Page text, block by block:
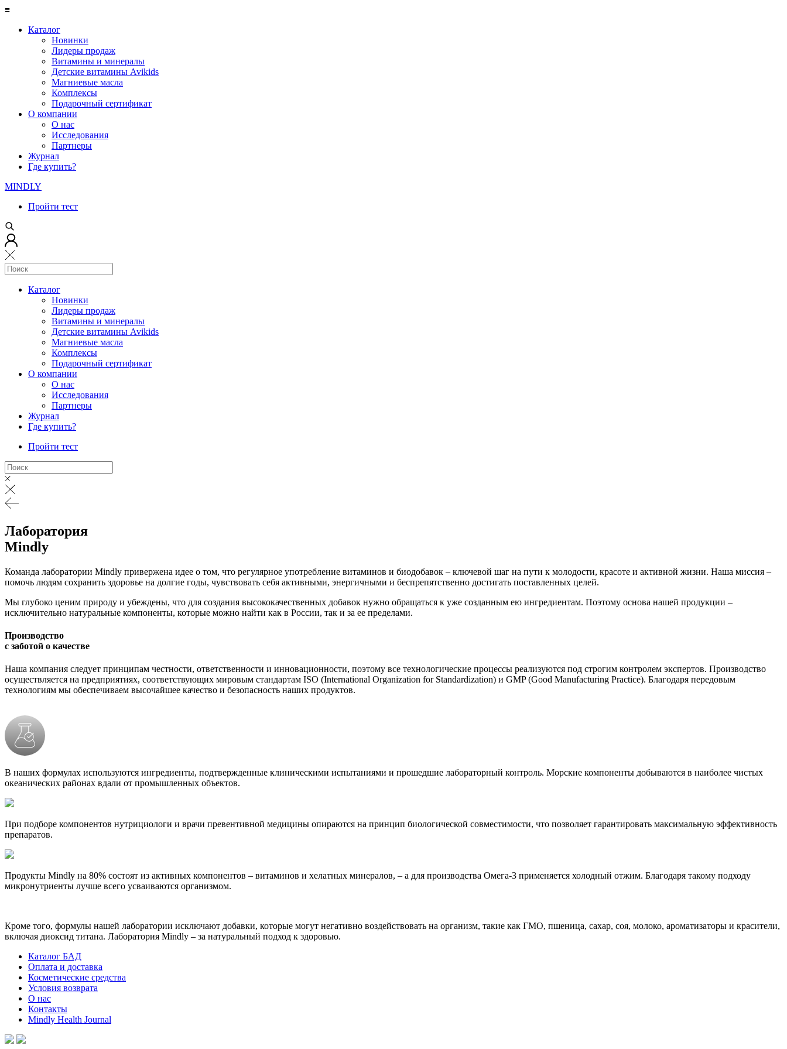
≡
Каталог
Новинки
Лидеры продаж
Витамины и минералы
Детские витамины Avikids
Магниевые масла
Комплексы
Подарочный сертификат
О компании
О нас
Исследования
Партнеры
Журнал
Где купить?
MINDLY
Пройти тест
Каталог
Новинки
Лидеры продаж
Витамины и минералы
Детские витамины Avikids
Магниевые масла
Комплексы
Подарочный сертификат
О компании
О нас
Исследования
Партнеры
Журнал
Где купить?
Пройти тест
Лаборатория
Mindly
Команда лаборатории Mindly привержена идее о том, что регулярное употребление витаминов и биодобавок – ключевой шаг на пути к молодости, красоте и активной жизни. Наша миссия –
помочь людям сохранить здоровье на долгие годы, чувствовать себя активными, энергичными и беспрепятственно достигать поставленных целей.
Мы глубоко ценим природу и убеждены, что для создания высококачественных добавок нужно обращаться к уже созданным ею ингредиентам. Поэтому основа нашей продукции –
исключительно натуральные компоненты, которые можно найти как в России, так и за ее пределами.
Производство
с заботой о качестве
Наша компания следует принципам честности, ответственности и инновационности, поэтому все технологические процессы реализуются под строгим контролем экспертов. Производство
осуществляется на предприятиях, соответствующих мировым стандартам ISO (International Organization for Standardization) и GMP (Good Manufacturing Practice). Благодаря передовым
технологиям мы обеспечиваем высочайшее качество и безопасность наших продуктов.
В наших формулах используются ингредиенты, подтвержденные клиническими испытаниями и прошедшие лабораторный контроль. Морские компоненты добываются в наиболее чистых
океанических районах вдали от промышленных объектов.
При подборе компонентов нутрициологи и врачи превентивной медицины опираются на принцип биологической совместимости, что позволяет гарантировать максимальную эффективность
препаратов.
Продукты Mindly на 80% состоят из активных компонентов – витаминов и хелатных минералов, – а для производства Омега-3 применяется холодный отжим. Благодаря такому подходу
микронутриенты лучше всего усваиваются организмом.
Кроме того, формулы нашей лаборатории исключают добавки, которые могут негативно воздействовать на организм, такие как ГМО, пшеница, сахар, соя, молоко, ароматизаторы и красители,
включая диоксид титана. Лаборатория Mindly – за натуральный подход к здоровью.
Каталог БАД
Оплата и доставка
Косметические средства
Условия возврата
О нас
Контакты
Mindly Health Journal